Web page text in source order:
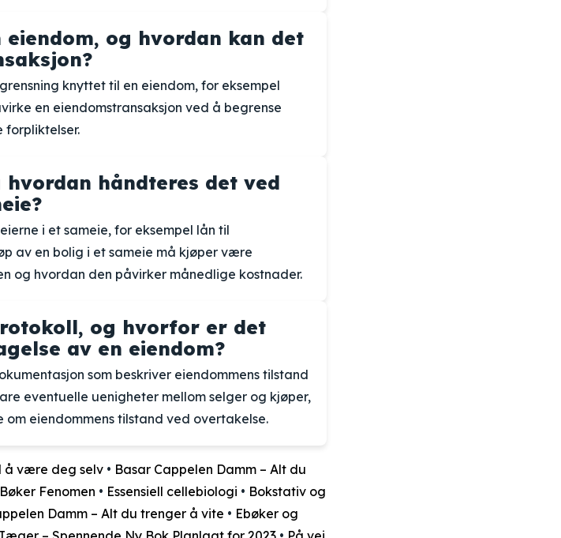
og hvordan kan det
knyttet til en eiendom, for eksempel
en eiendomstransaksjon ved å begrense
forpliktelser.
håndteres det ved
i et sameie, for eksempel lån til
av en bolig i et sameie må kjøper være
og hvordan den påvirker månedlige kostnader.
og hvorfor er det
av en eiendom?
som beskriver eiendommens tilstand
eventuelle uenigheter mellom selger og kjøper,
eiendommens tilstand ved overtakelse.
å være deg selv • Basar Cappelen Damm – Alt du
Fenomen • Essensiell cellebiologi • Bokstativ og
Damm – Alt du trenger å vite • Ebøker og